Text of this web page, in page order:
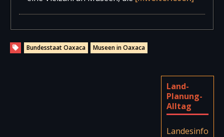
Bundesstaat Oaxaca Museen in Oaxaca
Land-
Planung-
Alltag
Landesinfo